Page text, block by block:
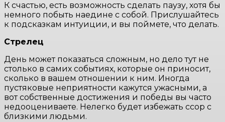
К счастью, есть возможность сделать паузу, хотя бы
немного побыть наедине с собой. Прислушайтесь
к подсказкам интуиции, и вы поймете, что делать.
Стрелец
День может показаться сложным, но дело тут не
столько в самих событиях, которые он приносит,
сколько в вашем отношении к ним. Иногда
пустяковые неприятности кажутся ужасными, а
вот собственные достижения и победы вы часто
недооцениваете. Нелегко будет избежать ссор с
близкими людьми.